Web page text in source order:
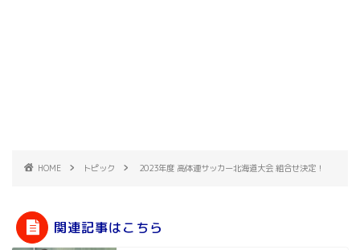
HOME トピック 2023年度 高体連サッカー北海道大会 組合せ決定！
関連記事はこちら